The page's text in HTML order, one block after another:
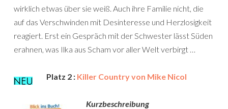
wirklich etwas über sie weiß. Auch ihre Familie nicht, die
auf das Verschwinden mit Desinteresse und Herzlosigkeit
reagiert. Erst ein Gespräch mit der Schwester lässt Süden
erahnen, was Ilka aus Scham vor aller Welt verbirgt …
Platz 2 : Killer Country von Mike Nicol
Kurzbeschreibung